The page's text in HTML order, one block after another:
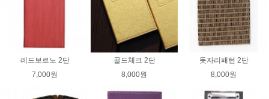
레드보르노 2단
7,000원
골드체크 2단
8,000원
돗자리패턴 2단
8,000원